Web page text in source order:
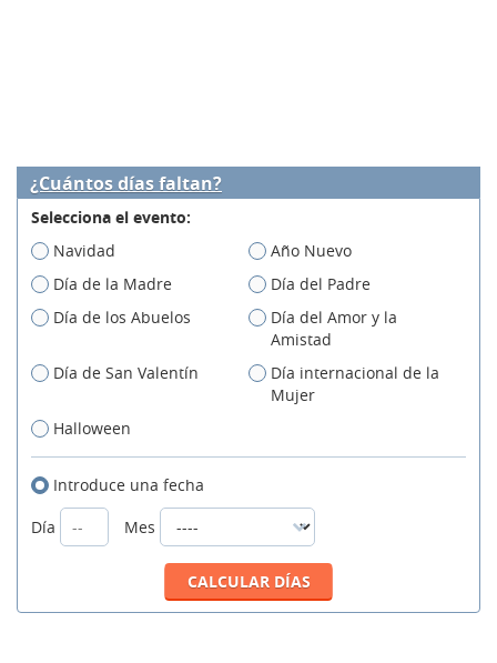
¿Cuántos días faltan?
Selecciona el evento:
Navidad
Año Nuevo
Día de la Madre
Día del Padre
Día de los Abuelos
Día del Amor y la
Amistad
Día de San Valentín
Día internacional de la
Mujer
Halloween
Introduce una fecha
Día
Mes